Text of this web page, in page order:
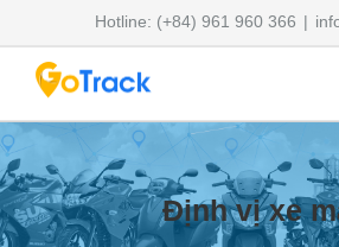
to
content
Hotline: (+84) 961 960 366 |
Định vị xe